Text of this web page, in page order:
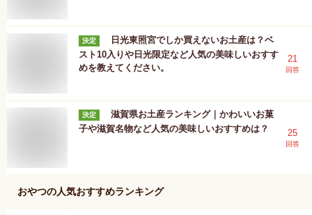
決定
日光東照宮でしか買えないお土産は？ベ
スト10入りや日光限定など人気の美味しいおすす
めを教えてください。
21
回答
決定
滋賀県お土産ランキング｜かわいいお菓
子や滋賀名物など人気の美味しいおすすめは？
25
回答
おやつの人気おすすめランキング